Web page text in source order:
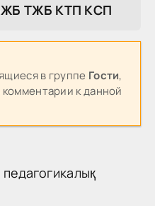
TЖБ KTП KCП
в группе Гости,
комментарии к данной